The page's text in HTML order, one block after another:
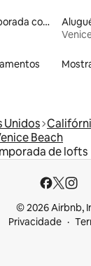
Aluguéis por temporada com suítes privativas
Unidos
Beach
de lofts
© 2026 Airbnb,
Privacidade